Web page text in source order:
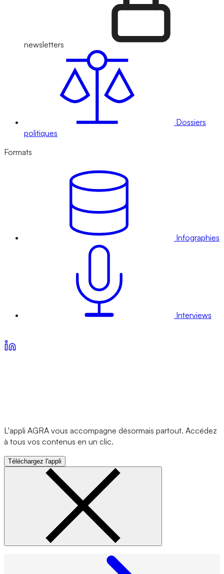
newsletters
Dossiers
politiques
Formats
Infographies
Interviews
L'appli AGRA vous accompagne désormais partout. Accédez
à tous vos contenus en un clic.
Téléchargez l'appli